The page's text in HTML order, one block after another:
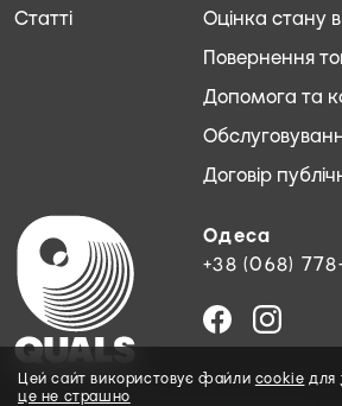
Одеса
+38 (068)
Оцінка стану
Повернення
Допомога та
Договір
Статті
Цей сайт використовує файли cookie для
це не страшно